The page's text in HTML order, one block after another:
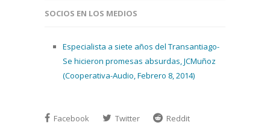
SOCIOS EN LOS MEDIOS
Especialista a siete años del Transantiago-
Se hicieron promesas absurdas, JCMuñoz
(Cooperativa-Audio, Febrero 8, 2014)
Facebook Twitter
Reddit